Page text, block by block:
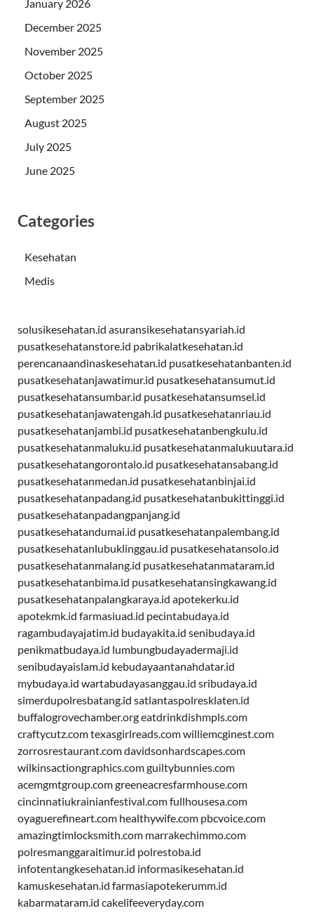
January 2026
December 2025
November 2025
October 2025
September 2025
August 2025
July 2025
June 2025
Categories
Kesehatan
Medis
solusikesehatan.id asuransikesehatansyariah.id
pusatkesehatanstore.id pabrikalatkesehatan.id
perencanaandinaskesehatan.id pusatkesehatanbanten.id
pusatkesehatanjawatimur.id pusatkesehatansumut.id
pusatkesehatansumbar.id pusatkesehatansumsel.id
pusatkesehatanjawatengah.id pusatkesehatanriau.id
pusatkesehatanjambi.id pusatkesehatanbengkulu.id
pusatkesehatanmaluku.id pusatkesehatanmalukuutara.id
pusatkesehatangorontalo.id pusatkesehatansabang.id
pusatkesehatanmedan.id pusatkesehatanbinjai.id
pusatkesehatanpadang.id pusatkesehatanbukittinggi.id
pusatkesehatanpadangpanjang.id
pusatkesehatandumai.id pusatkesehatanpalembang.id
pusatkesehatanlubuklinggau.id pusatkesehatansolo.id
pusatkesehatanmalang.id pusatkesehatanmataram.id
pusatkesehatanbima.id pusatkesehatansingkawang.id
pusatkesehatanpalangkaraya.id apotekerku.id
apotekmk.id farmasiuad.id pecintabudaya.id
ragambudayajatim.id budayakita.id senibudaya.id
penikmatbudaya.id lumbungbudayadermaji.id
senibudayaislam.id kebudayaantanahdatar.id
mybudaya.id wartabudayasanggau.id sribudaya.id
simerdupolresbatang.id satlantaspolresklaten.id
buffalogrovechamber.orgeatdrinkdishmpls.com
craftycutz.comtexasgirlreads.comwilliemcginest.com
zorrosrestaurant.comdavidsonhardscapes.com
wilkinsactiongraphics.comguiltybunnies.com
acemgmtgroup.comgreeneacresfarmhouse.com
cincinnatiukrainianfestival.comfullhousesa.com
oyaguerefineart.com healthywife.com pbcvoice.com
amazingtimlocksmith.com marrakechimmo.com
polresmanggaraitimur.id polrestoba.id
infotentangkesehatan.id informasikesehatan.id
kamuskesehatan.id farmasiapotekerumm.id
kabarmataram.id cakelifeeveryday.com